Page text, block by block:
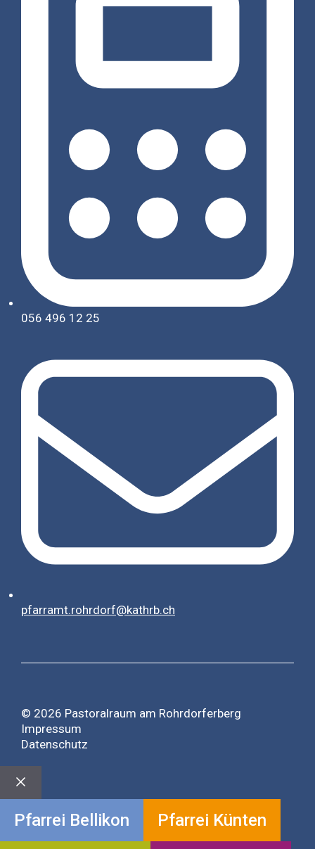
056 496 12 25
pfarramt.rohrdorf@kathrb.ch
© 2026 Pastoralraum am Rohrdorferberg
Impressum
Datenschutz
Close
Pfarrei Bellikon Pfarrei Künten